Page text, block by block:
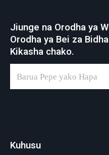
Jiunge na Orodha ya
Orodha ya Bei za
Kikasha chako.
Kuhusu